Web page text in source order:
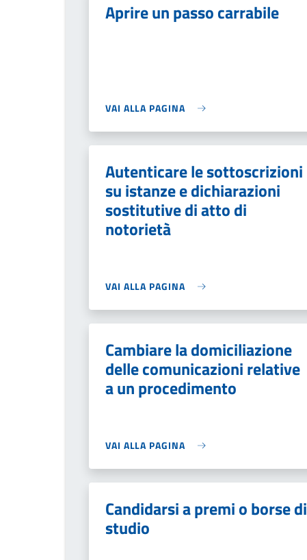
Aprire un passo carrabile
VAI ALLA PAGINA
Autenticare le sottoscrizioni
su istanze e dichiarazioni
sostitutive di atto di
notorietà
VAI ALLA PAGINA
Cambiare la domiciliazione
delle comunicazioni relative
a un procedimento
VAI ALLA PAGINA
Candidarsi a premi o borse di
studio